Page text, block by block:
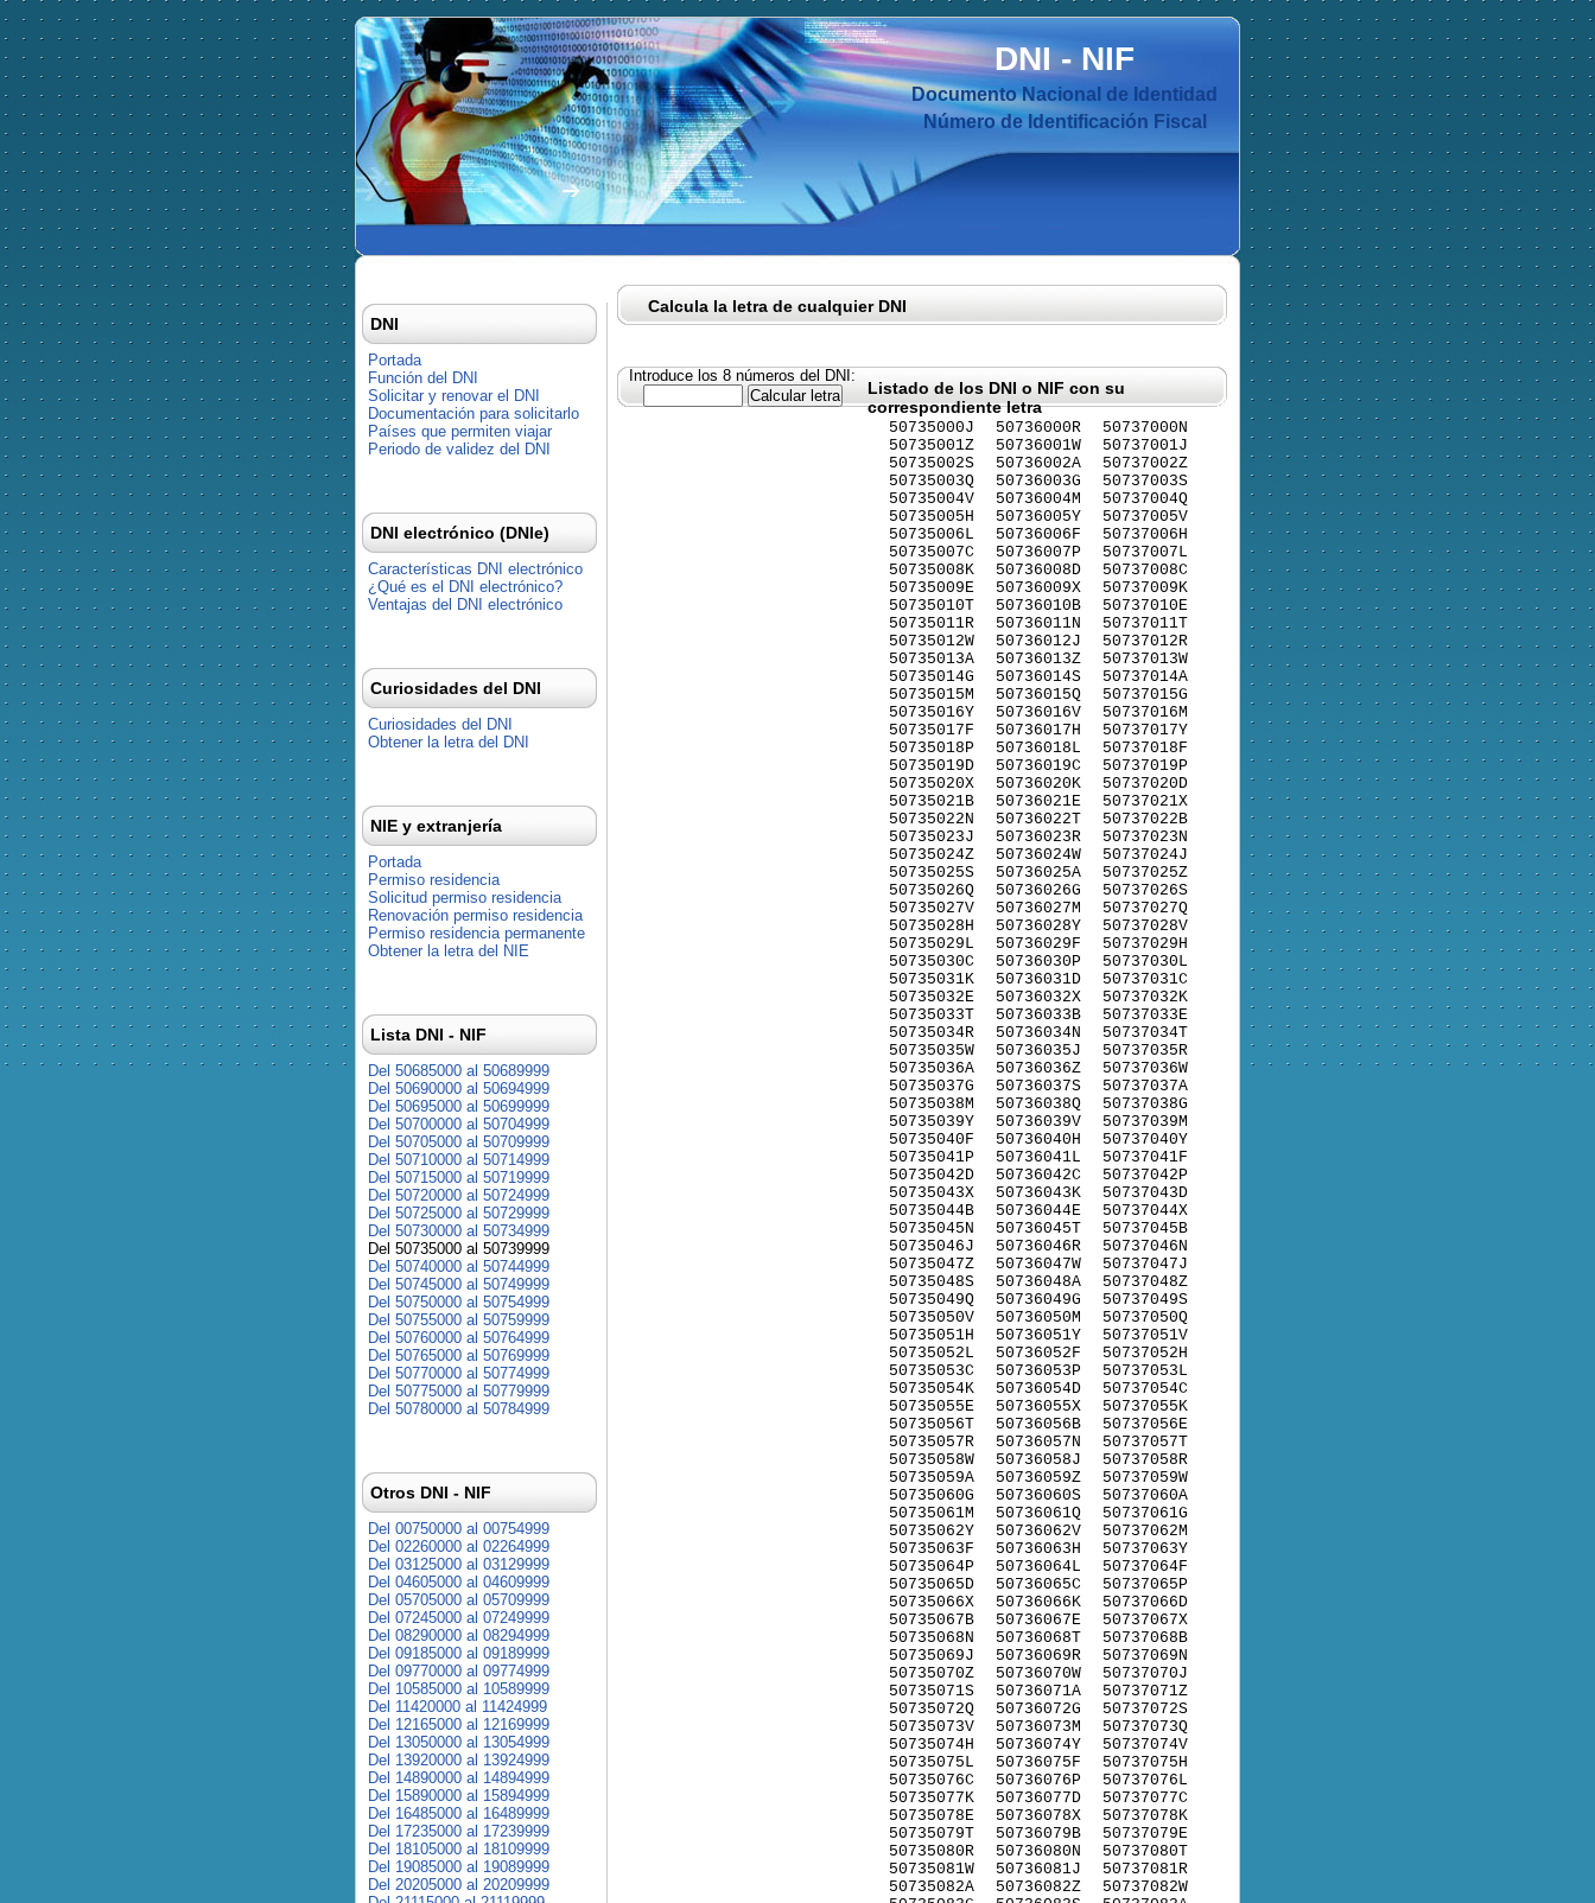
DNI-NIF
Documento Nacional de Identidad
Número de Identificación Fiscal
Calcula la letra de cualquier DNI
Introduce los 8 números del DNI:
Listado de los DNI o NIF con su
correspondiente letra
50735000J
50735001Z
50735002S
50735003Q
50735004V
50735005H
50735006L
50735007C
50735008K
50735009E
50735010T
50735011R
50735012W
50735013A
50735014G
50735015M
50735016Y
50735017F
50735018P
50735019D
50735020X
50735021B
50735022N
50735023J
50735024Z
50735025S
50735026Q
50735027V
50735028H
50735029L
50735030C
50735031K
50735032E
50735033T
50735034R
50735035W
50735036A
50735037G
50735038M
50735039Y
50735040F
50735041P
50735042D
50735043X
50735044B
50735045N
50735046J
50735047Z
50735048S
50735049Q
50735050V
50735051H
50735052L
50735053C
50735054K
50735055E
50735056T
50735057R
50735058W
50735059A
50735060G
50735061M
50735062Y
50735063F
50735064P
50735065D
50735066X
50735067B
50735068N
50735069J
50735070Z
50735071S
50735072Q
50735073V
50735074H
50735075L
50735076C
50735077K
50735078E
50735079T
50735080R
50735081W
50735082A
50736000R
50736001W
50736002A
50736003G
50736004M
50736005Y
50736006F
50736007P
50736008D
50736009X
50736010B
50736011N
50736012J
50736013Z
50736014S
50736015Q
50736016V
50736017H
50736018L
50736019C
50736020K
50736021E
50736022T
50736023R
50736024W
50736025A
50736026G
50736027M
50736028Y
50736029F
50736030P
50736031D
50736032X
50736033B
50736034N
50736035J
50736036Z
50736037S
50736038Q
50736039V
50736040H
50736041L
50736042C
50736043K
50736044E
50736045T
50736046R
50736047W
50736048A
50736049G
50736050M
50736051Y
50736052F
50736053P
50736054D
50736055X
50736056B
50736057N
50736058J
50736059Z
50736060S
50736061Q
50736062V
50736063H
50736064L
50736065C
50736066K
50736067E
50736068T
50736069R
50736070W
50736071A
50736072G
50736073M
50736074Y
50736075F
50736076P
50736077D
50736078X
50736079B
50736080N
50736081J
50736082Z
50737000N
50737001J
50737002Z
50737003S
50737004Q
50737005V
50737006H
50737007L
50737008C
50737009K
50737010E
50737011T
50737012R
50737013W
50737014A
50737015G
50737016M
50737017Y
50737018F
50737019P
50737020D
50737021X
50737022B
50737023N
50737024J
50737025Z
50737026S
50737027Q
50737028V
50737029H
50737030L
50737031C
50737032K
50737033E
50737034T
50737035R
50737036W
50737037A
50737038G
50737039M
50737040Y
50737041F
50737042P
50737043D
50737044X
50737045B
50737046N
50737047J
50737048Z
50737049S
50737050Q
50737051V
50737052H
50737053L
50737054C
50737055K
50737056E
50737057T
50737058R
50737059W
50737060A
50737061G
50737062M
50737063Y
50737064F
50737065P
50737066D
50737067X
50737068B
50737069N
50737070J
50737071Z
50737072S
50737073Q
50737074V
50737075H
50737076L
50737077C
50737078K
50737079E
50737080T
50737081R
50737082W
DNI
Portada
Función del DNI
Solicitar y renovar el DNI
Documentación para solicitarlo
Países que permiten viajar
Periodo de validez del DNI
DNI electrónico (DNIe)
Características DNI electrónico
¿Qué es el DNI electrónico?
Ventajas del DNI electrónico
Curiosidades del DNI
Curiosidades del DNI
Obtener la letra del DNI
NIE y extranjería
Portada
Permiso residencia
Solicitud permiso residencia
Renovación permiso residencia
Permiso residencia permanente
Obtener la letra del NIE
Lista DNI - NIF
Del 50685000 al 50689999
Del 50690000 al 50694999
Del 50695000 al 50699999
Del 50700000 al 50704999
Del 50705000 al 50709999
Del 50710000 al 50714999
Del 50715000 al 50719999
Del 50720000 al 50724999
Del 50725000 al 50729999
Del 50730000 al 50734999
Del 50735000 al 50739999
Del 50740000 al 50744999
Del 50745000 al 50749999
Del 50750000 al 50754999
Del 50755000 al 50759999
Del 50760000 al 50764999
Del 50765000 al 50769999
Del 50770000 al 50774999
Del 50775000 al 50779999
Del 50780000 al 50784999
Otros DNI - NIF
Del 00750000 al 00754999
Del 02260000 al 02264999
Del 03125000 al 03129999
Del 04605000 al 04609999
Del 05705000 al 05709999
Del 07245000 al 07249999
Del 08290000 al 08294999
Del 09185000 al 09189999
Del 09770000 al 09774999
Del 10585000 al 10589999
Del 11420000 al 11424999
Del 12165000 al 12169999
Del 13050000 al 13054999
Del 13920000 al 13924999
Del 14890000 al 14894999
Del 15890000 al 15894999
Del 16485000 al 16489999
Del 17235000 al 17239999
Del 18105000 al 18109999
Del 19085000 al 19089999
Del 20205000 al 20209999